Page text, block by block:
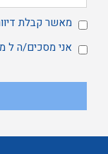
מאשר קבלת
אני מסכים/ה ל